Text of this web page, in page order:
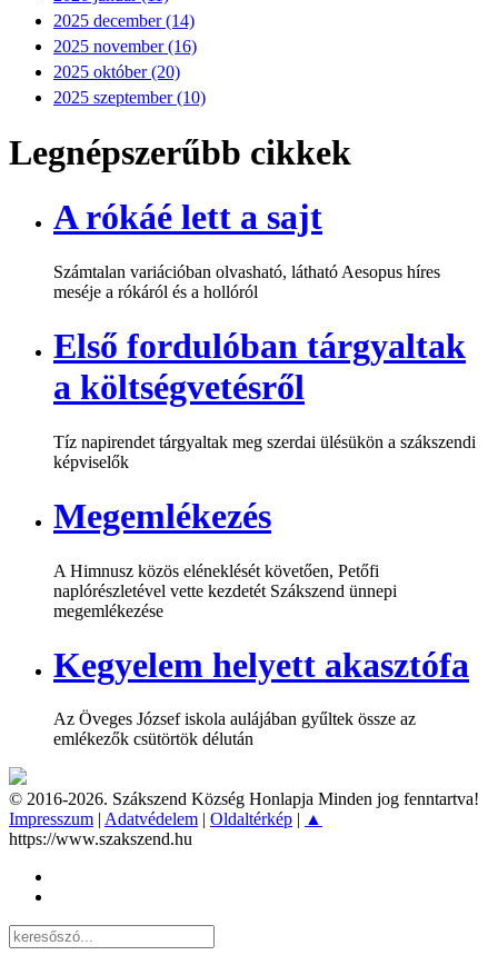
2025 december (14)
2025 november (16)
2025 október (20)
2025 szeptember (10)
Legnépszerűbb cikkek
A rókáé lett a sajt
Számtalan variációban olvasható, látható Aesopus híres
meséje a rókáról és a hollóról
Első fordulóban tárgyaltak
a költségvetésről
Tíz napirendet tárgyaltak meg szerdai ülésükön a szákszendi
képviselők
Megemlékezés
A Himnusz közös eléneklését követően, Petőfi
naplórészletével vette kezdetét Szákszend ünnepi
megemlékezése
Kegyelem helyett akasztófa
Az Öveges József iskola aulájában gyűltek össze az
emlékezők csütörtök délután
© 2016-2026. Szákszend Község Honlapja Minden jog fenntartva!
Impresszum | Adatvédelem | Oldaltérkép | ▲
https://www.szakszend.hu